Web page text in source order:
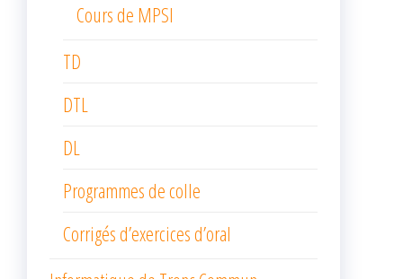
Cours de MPSI
TD
DTL
DL
Programmes de colle
Corrigés d’exercices d’oral